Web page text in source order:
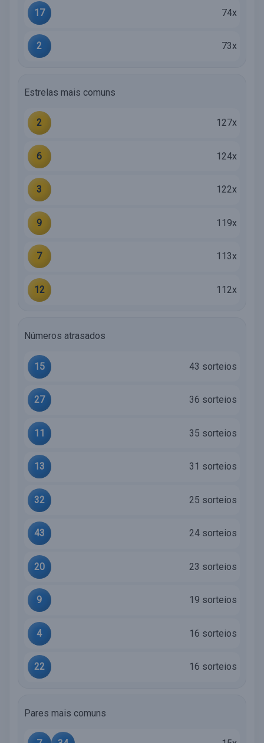
17 74x
2 73x
Estrelas mais comuns
2 127x
6 124x
3 122x
9 119x
7 113x
12 112x
Números atrasados
15 43 sorteios
27 36 sorteios
11 35 sorteios
13 31 sorteios
32 25 sorteios
43 24 sorteios
20 23 sorteios
9 19 sorteios
4 16 sorteios
22 16 sorteios
Pares mais comuns